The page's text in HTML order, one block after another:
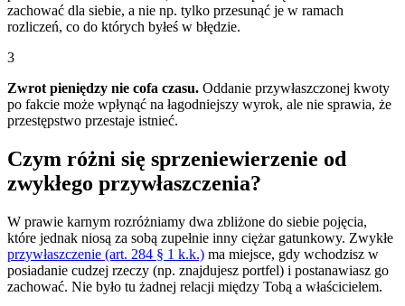
zachować dla siebie, a nie np. tylko przesunąć je w ramach
rozliczeń, co do których byłeś w błędzie.
3
Zwrot pieniędzy nie cofa czasu. Oddanie przywłaszczonej kwoty
po fakcie może wpłynąć na łagodniejszy wyrok, ale nie sprawia, że
przestępstwo przestaje istnieć.
Czym różni się sprzeniewierzenie od
zwykłego przywłaszczenia?
W prawie karnym rozróżniamy dwa zbliżone do siebie pojęcia,
które jednak niosą za sobą zupełnie inny ciężar gatunkowy. Zwykłe
przywłaszczenie (art. 284 § 1 k.k.) ma miejsce, gdy wchodzisz w
posiadanie cudzej rzeczy (np. znajdujesz portfel) i postanawiasz go
zachować. Nie było tu żadnej relacji między Tobą a właścicielem.